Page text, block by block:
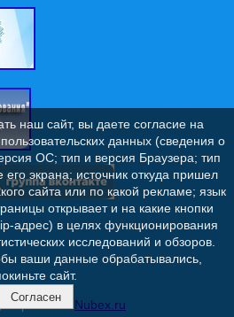
сайтовNubex.ru
наш сайт, вы даете согласие на
данных (сведения о
ОС; тип и версия Браузера; тип
экрана; источник откуда пришел
сайта или по какой рекламе; язык
открывает и на какие кнопки
адрес) в целях функционирования
исследований и обзоров.
ваши данные обрабатывались,
сайт.
Согласен